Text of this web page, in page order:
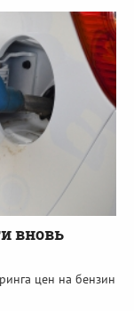
вновь
цен на бензин